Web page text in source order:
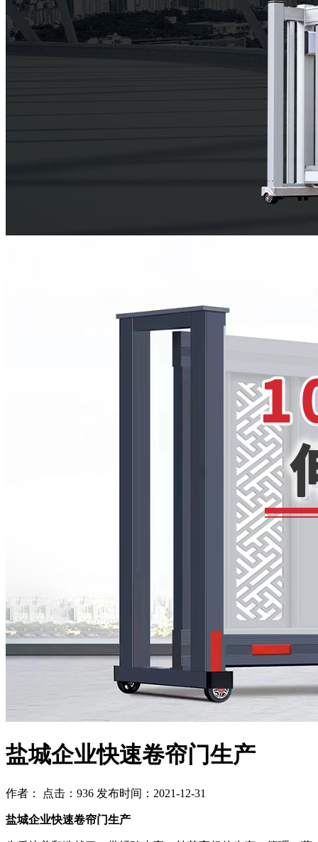
盐城企业快速卷帘门生产
作者： 点击：936 发布时间：2021-12-31
盐城企业快速卷帘门生产